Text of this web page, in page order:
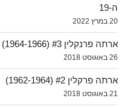
ה-19
20 במרץ 2022
ארתה פרנקלין #3 (1964-1966)
26 באוגוסט 2018
ארתה פרקלין #2 (1962-1964)
21 באוגוסט 2018